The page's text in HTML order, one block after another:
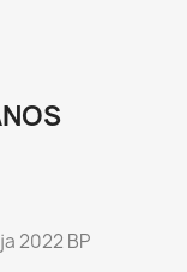
2022 BP